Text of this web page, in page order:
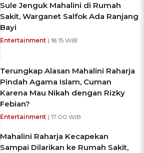
Sule Jenguk Mahalini di Rumah
Sakit, Warganet Salfok Ada Ranjang
Bayi
Entertainment | 18:15 WIB
Terungkap Alasan Mahalini Raharja
Pindah Agama Islam, Cuman
Karena Mau Nikah dengan Rizky
Febian?
Entertainment | 17:00 WIB
Mahalini Raharja Kecapekan
Sampai Dilarikan ke Rumah Sakit,